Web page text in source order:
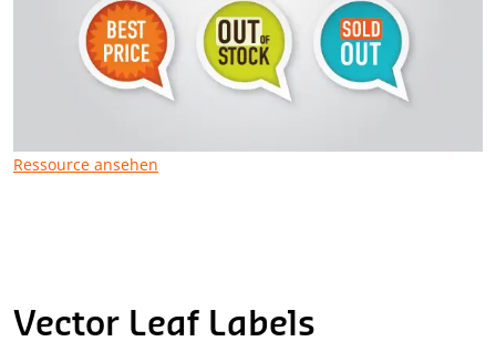
Ressource ansehen
Vector Leaf Labels